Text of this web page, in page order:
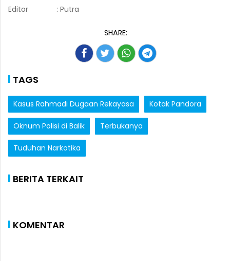
Editor : Putra
SHARE:
TAGS
Kasus Rahmadi Dugaan Rekayasa Kotak Pandora
Oknum Polisi di Balik Terbukanya
Tuduhan Narkotika
BERITA TERKAIT
KOMENTAR